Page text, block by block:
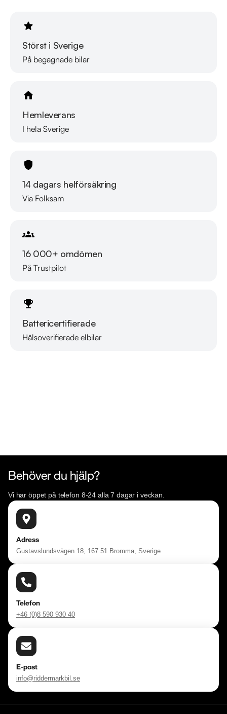
Störst i Sverige
På begagnade bilar
Hemleverans
I hela Sverige
14 dagars helförsäkring
Via Folksam
16 000+ omdömen
På Trustpilot
Battericertifierade
Hälsoverifierade elbilar
Läs mer om oss
Behöver du hjälp?
Vi har öppet på telefon 8-24 alla 7 dagar i veckan.
Adress
Gustavslundsvägen 18, 167 51 Bromma, Sverige
Telefon
+46 (0)8 590 930 40
E-post
info@riddermarkbil.se